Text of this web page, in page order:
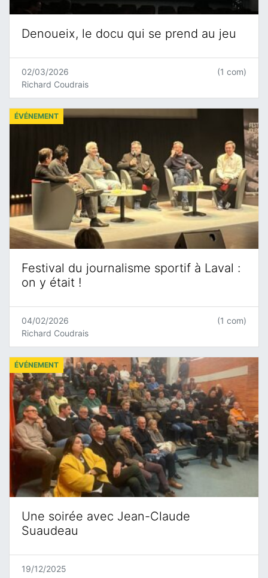
Denoueix, le docu qui se prend au jeu
02/03/2026
Richard Coudrais
(1 com)
Festival du journalisme sportif à Laval :
on y était !
ÉVÉNEMENT
04/02/2026
Richard Coudrais
(1 com)
Une soirée avec Jean-Claude
Suaudeau
ÉVÉNEMENT
19/12/2025